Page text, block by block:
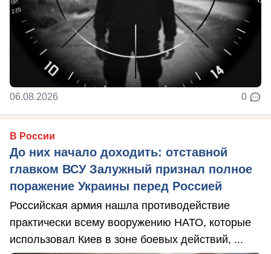
06.08.2026 0
В России
До них начало доходить: отставной
главком ВСУ Залужный признал полное
поражение Украины перед Россией
Российская армия нашла противодействие
практически всему вооружению НАТО, которые
использовал Киев в зоне боевых действий, ...